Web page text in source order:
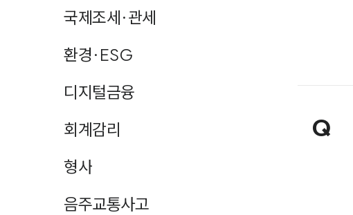
국제조세·관세
환경·ESG
디지털금융
회계감리
형사
음주교통사고
Q